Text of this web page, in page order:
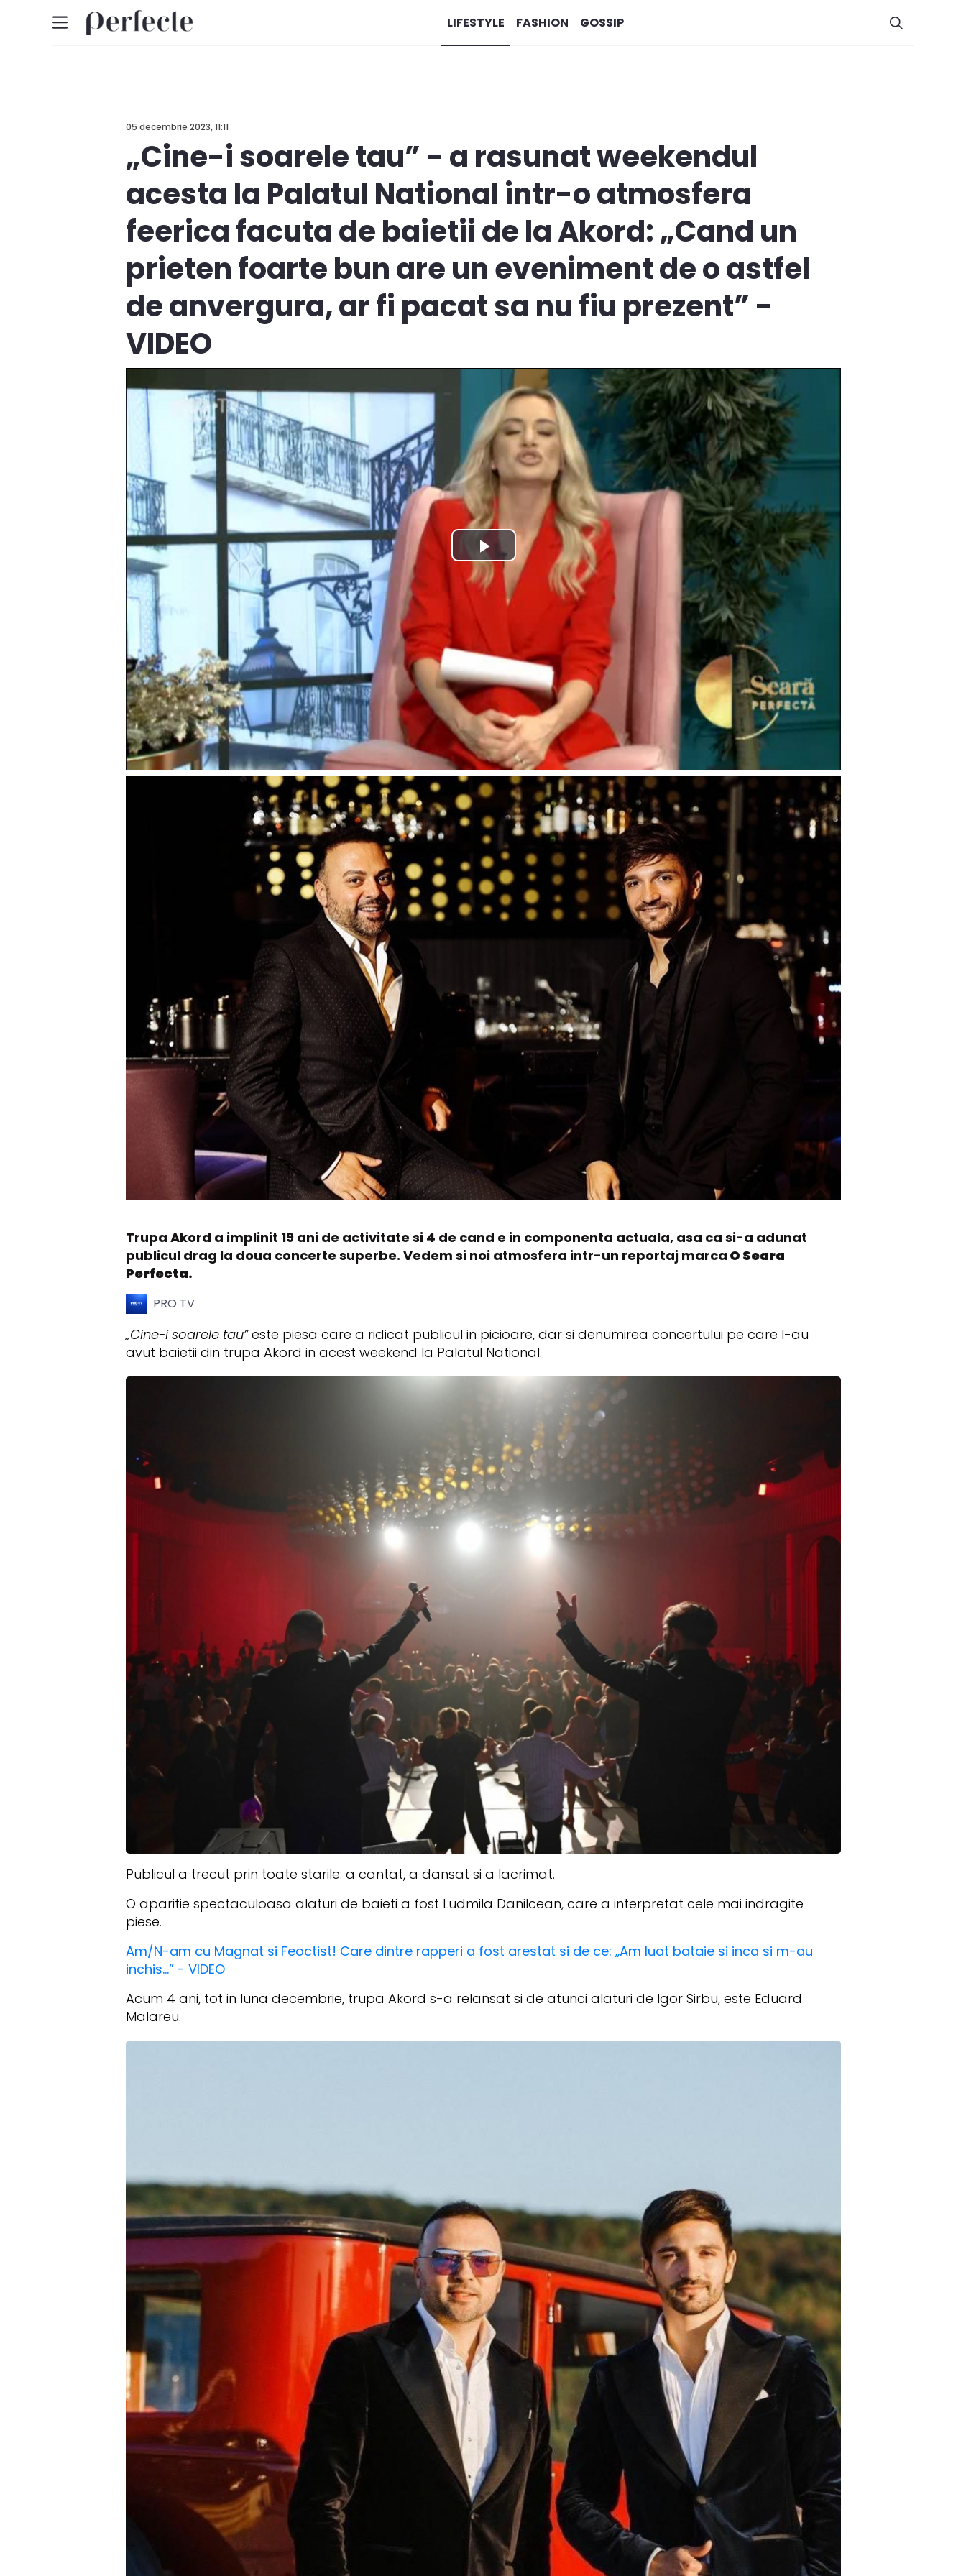
LIFESTYLE FASHION GOSSIP
05 decembrie 2023, 11:11
„Cine-i soarele tau” - a rasunat weekendul
acesta la Palatul National intr-o atmosfera
feerica facuta de baietii de la Akord: „Cand un
prieten foarte bun are un eveniment de o astfel
de anvergura, ar fi pacat sa nu fiu prezent” -
VIDEO
Trupa Akord a implinit 19 ani de activitate si 4 de cand e in componenta actuala, asa ca si-a adunat
publicul drag la doua concerte superbe. Vedem si noi atmosfera intr-un reportaj marca O Seara
Perfecta.
PRO TV
„Cine-i soarele tau”este piesa care a ridicat publicul in picioare, dar si denumirea concertului pe care l-au
avut baietii din trupa Akord in acest weekend la Palatul National.
Publicul a trecut prin toate starile: a cantat, a dansat si a lacrimat.
O aparitie spectaculoasa alaturi de baieti a fost Ludmila Danilcean, care a interpretat cele mai indragite
piese.
Am/N-am cu Magnat si Feoctist! Care dintre rapperi a fost arestat si de ce: „Am luat bataie si inca si m-au
inchis...” - VIDEO
Acum 4 ani, tot in luna decembrie, trupa Akord s-a relansat si de atunci alaturi de Igor Sirbu, este Eduard
Malareu.